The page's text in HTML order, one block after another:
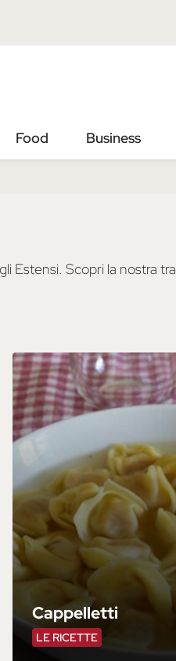
principale
Food Business
Estensi. Scopri la nostra
LE RICETTE
Cappelletti